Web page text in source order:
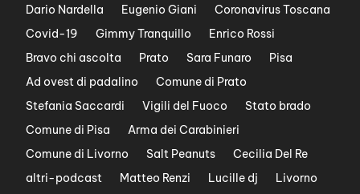
Dario Nardella
Eugenio Giani
Coronavirus Toscana
Covid-19
Gimmy Tranquillo
Enrico Rossi
Bravo chi ascolta
Prato Sara Funaro
Pisa
Ad ovest di padalino
Comune di Prato
Stefania Saccardi
Vigili del Fuoco
Stato brado
Comune di Pisa
Arma dei Carabinieri
Comune di Livorno
Salt Peanuts
Cecilia Del Re
altri-podcast
Matteo Renzi Lucille dj
Livorno